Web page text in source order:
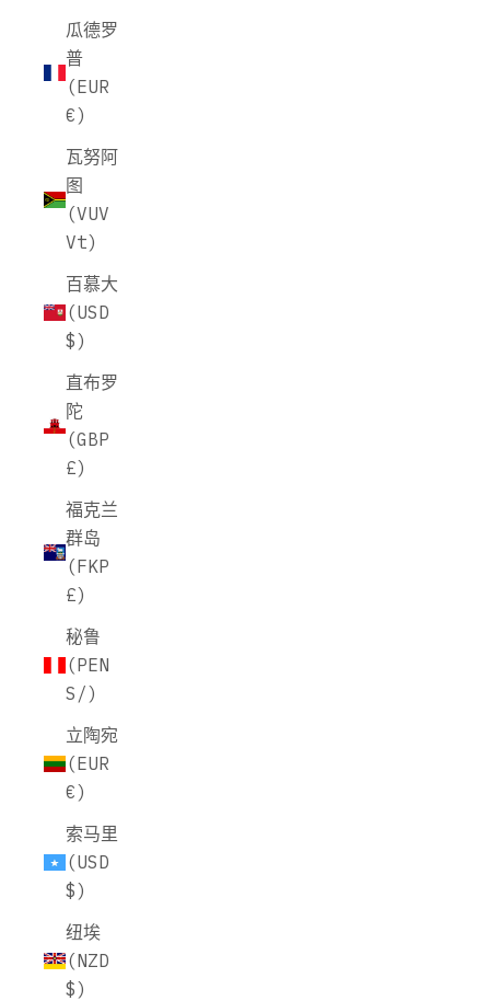
瓜德罗
普
(EUR
€)
瓦努阿
图
(VUV
Vt)
百慕大
(USD
$)
直布罗
陀
(GBP
£)
福克兰
群岛
(FKP
£)
秘鲁
(PEN
S/)
立陶宛
(EUR
€)
索马里
(USD
$)
纽埃
(NZD
$)